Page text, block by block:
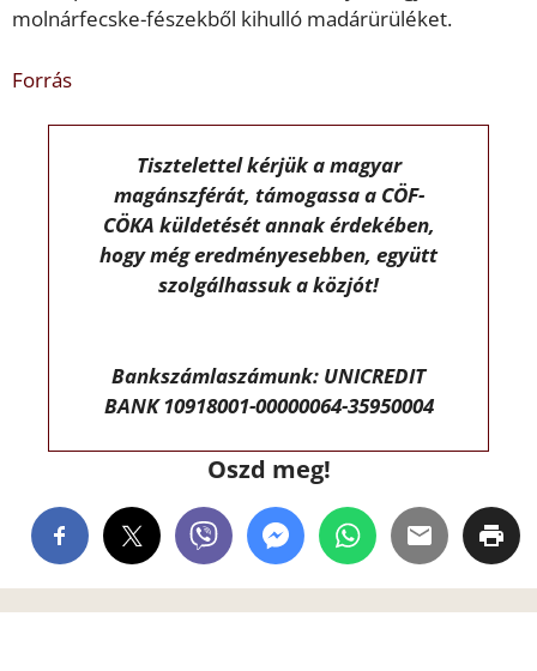
molnárfecske-fészekből kihulló madárürüléket.
Forrás
Tisztelettel kérjük a magyar
magánszférát, támogassa a CÖF-
CÖKA küldetését annak érdekében,
hogy még eredményesebben, együtt
szolgálhassuk a közjót!
Bankszámlaszámunk: UNICREDIT
BANK 10918001-00000064-35950004
Oszd meg!